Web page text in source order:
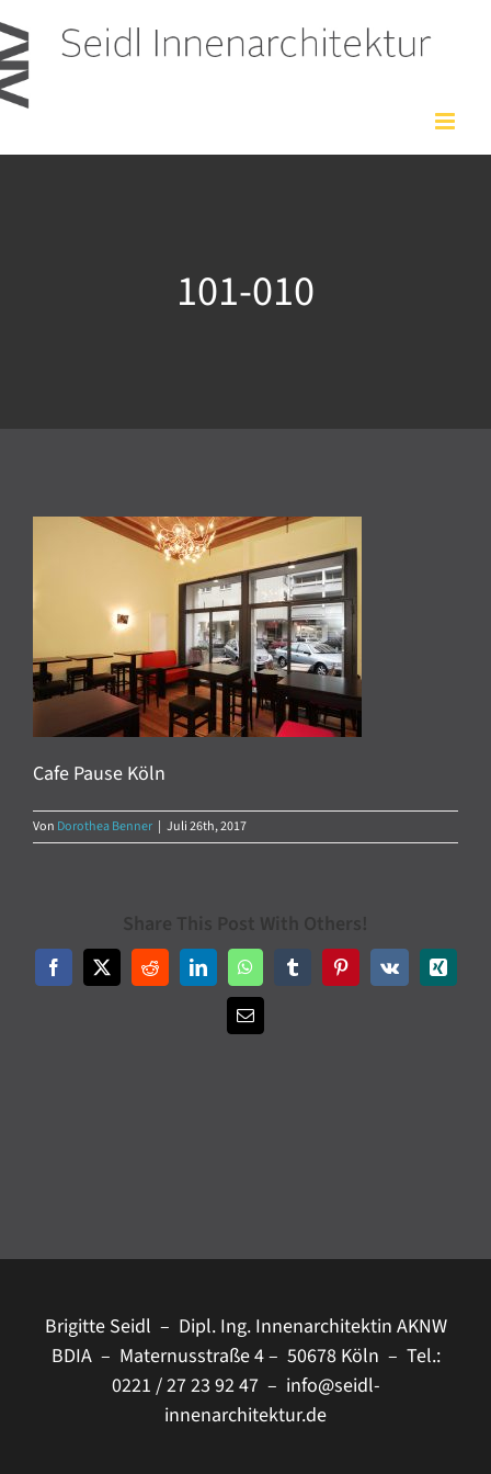
Inhalt
springen
101-010
Cafe Pause Köln
Von Dorothea Benner | Juli 26th, 2017
Share This Post With Others!
Facebook
X RedditLinkedInWhatsAppTumblrPinterest
Vk Xing
E-
Brigitte Seidl – Dipl. Ing. Innenarchitektin AKNW
BDIA – Maternusstraße 4 – 50678 Köln – Tel.:
0221 / 27 23 92 47 – info@seidl-
innenarchitektur.de